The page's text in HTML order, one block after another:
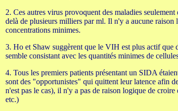
2. Ces autres virus provoquent des maladies
delà de plusieurs milliers par ml. Il n'y a aucune
concentrations minimes.
3. Ho et Shaw suggèrent que le VIH est plus actif que
semble consistant avec les quantités minimes de
4. Tous les premiers patients présentant un SIDA
sont des "opportunistes" qui quittent leur latence afin
n'est pas le cas), il n'y a pas de raison logique de
etc.)